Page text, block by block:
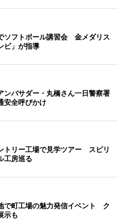
ソフトボール講習会 金メダリス
ビ」が指導
ンバサダー・丸橋さん一日警察署
全呼びかけ
トリー工場で見学ツアー スピリ
工房巡る
で町工場の魅力発信イベント ク
示も